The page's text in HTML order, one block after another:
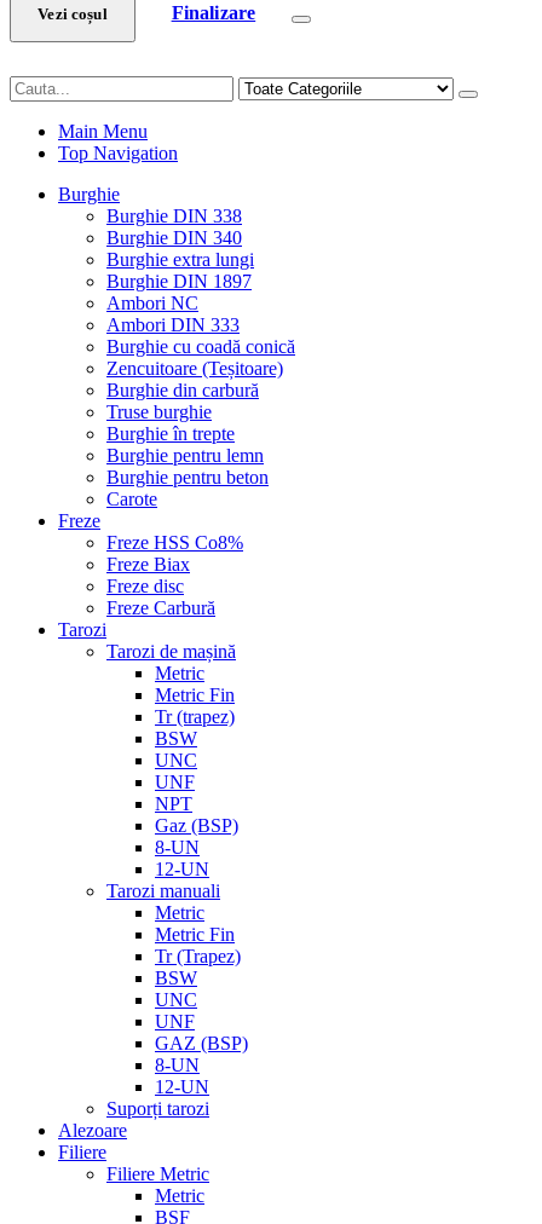
Vezi coșul Finalizare
Main Menu
Top Navigation
Burghie
Burghie DIN 338
Burghie DIN 340
Burghie extra lungi
Burghie DIN 1897
Ambori NC
Ambori DIN 333
Burghie cu coadă conică
Zencuitoare (Teșitoare)
Burghie din carbură
Truse burghie
Burghie în trepte
Burghie pentru lemn
Burghie pentru beton
Carote
Freze
Freze HSS Co8%
Freze Biax
Freze disc
Freze Carbură
Tarozi
Tarozi de mașină
Metric
Metric Fin
Tr (trapez)
BSW
UNC
UNF
NPT
Gaz (BSP)
8-UN
12-UN
Tarozi manuali
Metric
Metric Fin
Tr (Trapez)
BSW
UNC
UNF
GAZ (BSP)
8-UN
12-UN
Suporți tarozi
Alezoare
Filiere
Filiere Metric
Metric
BSF